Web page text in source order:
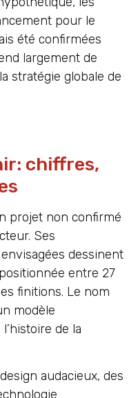
pour le
été confirmées
largement de
stratégie globale de
chiffres,
projet non confirmé
Ses
dessinent
entre 27
finitions. Le nom
modèle
de la
audacieux, des